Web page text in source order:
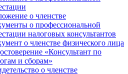
о членстве
о профессиональной
налоговых консультантов
о членстве физического лица
«Консультант по
и сборам»
о членстве